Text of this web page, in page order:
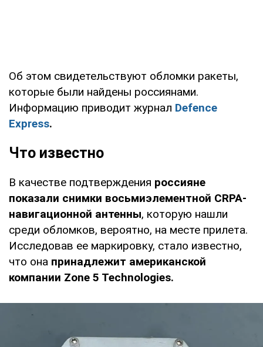
Об этом свидетельствуют обломки ракеты,
которые были найдены россиянами.
Информацию приводит журнал Defence
Express.
Что известно
В качестве подтверждения россияне
показали снимки восьмиэлементной CRPA-
навигационной антенны, которую нашли
среди обломков, вероятно, на месте прилета.
Исследовав ее маркировку, стало известно,
что она принадлежит американской
компании Zone 5 Technologies.